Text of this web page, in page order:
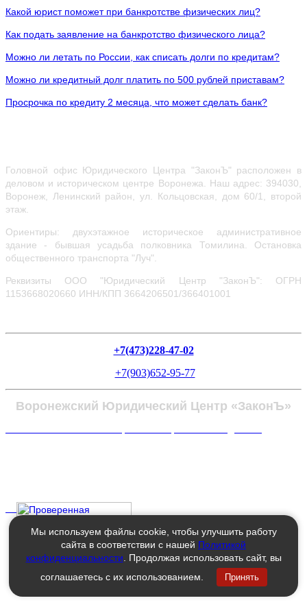
Какой юрист поможет при банкротстве физических лиц?
Как подать заявление на банкротство физического лица?
Можно ли летать по России, как списать долги по кредитам?
Можно ли кредитный долг платить по 500 рублей приставам?
Просрочка по кредиту 2 месяца, что может сделать банк?
Головной офис Юридического Центра "ЗаконЪ" расположен в
деловом и историческом центре Воронежа. Наш адрес: 394030,
Воронеж, Ленинский район, ул.
Кольцовская, дом 60/1, второй
этаж.
Ориентиры: двухэтажное историческое административное
здание - бывшая усадьба полковника Томилина. Остановка
общественного транспорта "Луч".
Реквизиты ООО "Юридический Центр "ЗаконЪ": ОГРН
1153668020660 ИНН/КПП 3664206501/366401001
+7(473)228-47-02
+7(903)652-95-77
Воронежский Юридический Центр «ЗаконЪ»
Мы используем файлы cookie, чтобы улучшить работу
сайта в соответствии с нашей Политикой
конфиденциальности . Продолжая использовать сайт, вы
соглашаетесь с их использованием.
Принять